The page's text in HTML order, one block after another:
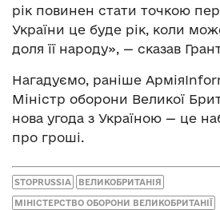
рік повинен стати точкою
України це буде рік, коли
доля її народу», — сказав
Нагадуємо, раніше
Міністр оборони Великої
нова угода з Україною — це
про гроші.
STOPRUSSIA ВЕЛИКОБРИТАНІЯ
МІНІСТЕРСТВО ОБОРОНИ ВЕЛИКОБРИТАНІЇ